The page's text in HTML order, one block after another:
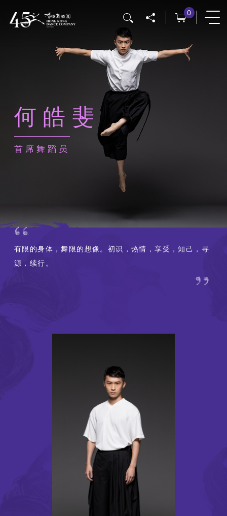
0
何皓斐
首席舞蹈员
有限的身体，舞限的想像。初识，热情，享受，知己，寻
源，续行。